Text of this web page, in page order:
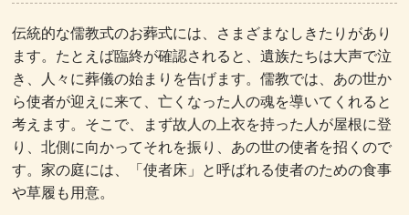
伝統的な儒教式のお葬式には、さまざまなしきたりがあり
ます。たとえば臨終が確認されると、遺族たちは大声で泣
き、人々に葬儀の始まりを告げます。儒教では、あの世か
ら使者が迎えに来て、亡くなった人の魂を導いてくれると
考えます。そこで、まず故人の上衣を持った人が屋根に登
り、北側に向かってそれを振り、あの世の使者を招くので
す。家の庭には、「使者床」と呼ばれる使者のための食事
や草履も用意。